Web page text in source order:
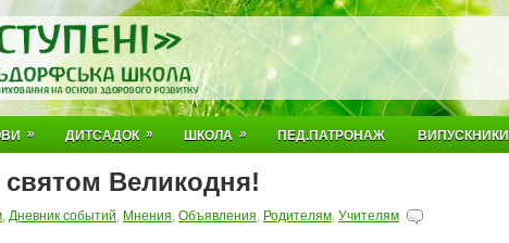
» ДИТСАДОК » ШКОЛА » ПЕД.ПАТРОНАЖ ВИПУСКНИКИ
святом Великодня!
, Дневник событий, Мнения, Объявления, Родителям, Учителям